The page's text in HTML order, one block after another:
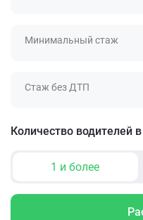
Минимальный стаж
Стаж без ДТП
Количество водителей
1 и более